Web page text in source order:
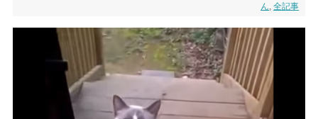
ん ,全記事